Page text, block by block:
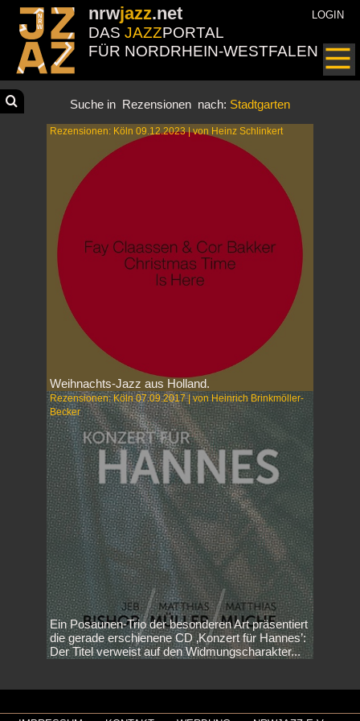
nrwjazz.net
DAS JAZZPORTAL
FÜR NORDRHEIN-WESTFALEN
LOGIN
Suche in Rezensionennach: Stadtgarten
Rezensionen: Köln 09.12.2023 | von Heinz Schlinkert
Weihnachts-Jazz aus Holland.
Rezensionen: Köln 07.09.2017 | von Heinrich Brinkmöller-
Becker
Ein Posaunen-Trio der besonderen Art präsentiert
die gerade erschienene CD ‚Konzert für Hannes’:
Der Titel verweist auf den Widmungscharakter...